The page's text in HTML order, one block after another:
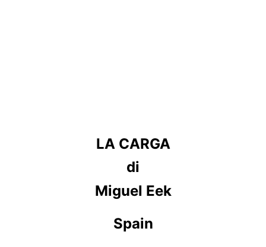
LA CARGA
di
Miguel Eek
Spain